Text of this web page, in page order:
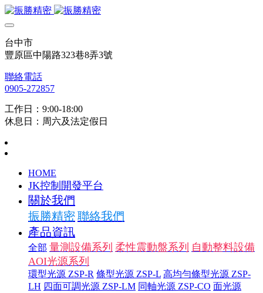
台中市
豐原區中陽路323巷8弄3號
聯絡電話
0905-272857
工作日：9:00-18:00
休息日：周六及法定假日
HOME
JK控制開發平台
關於我們
振勝精密聯絡我們
產品資訊
全部 量測設備系列 柔性震動盤系列 自動整料設備
AOI光源系列
環型光源 ZSP-R 條型光源 ZSP-L 高均勻條型光源 ZSP-
LH 四面可調光源 ZSP-LM 同軸光源 ZSP-CO 面光源